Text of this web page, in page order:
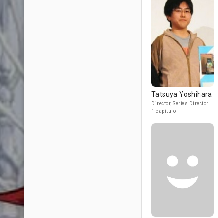
Tatsuya Yoshihara
Director, Series Director
1 capítulo